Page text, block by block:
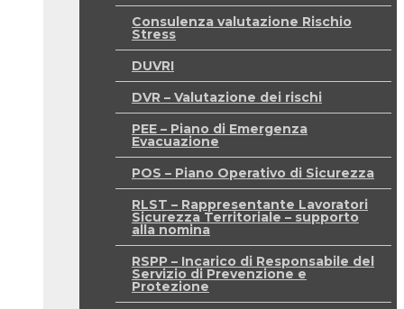
Consulenza valutazione Rischio
Stress
DUVRI
DVR – Valutazione dei rischi
PEE – Piano di Emergenza
Evacuazione
POS – Piano Operativo di Sicurezza
RLST – Rappresentante Lavoratori
Sicurezza Territoriale – supporto
alla nomina
RSPP – Incarico di Responsabile del
Servizio di Prevenzione e
Protezione